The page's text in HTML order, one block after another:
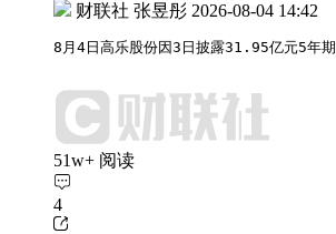
财联社 张昱彤 2026-08-04 14:42
8月4日高乐股份因3日披露31.95亿元5年
51w+ 阅读
4